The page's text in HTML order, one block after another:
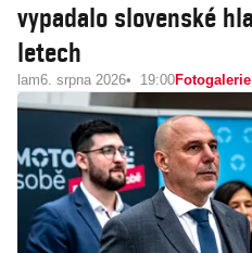
vypadalo slovenské
letech
lam6. srpna 2026 19:00Fotogalerie